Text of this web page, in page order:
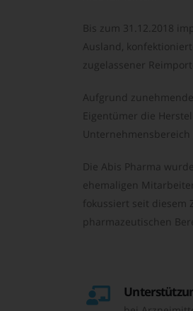
Bis zum 31.12.2018
Ausland,
zugelassener
Aufgrund
Eigentümer die
Die Abis Pharma
ehemaligen
fokussiert seit diesem
pharmazeutischen